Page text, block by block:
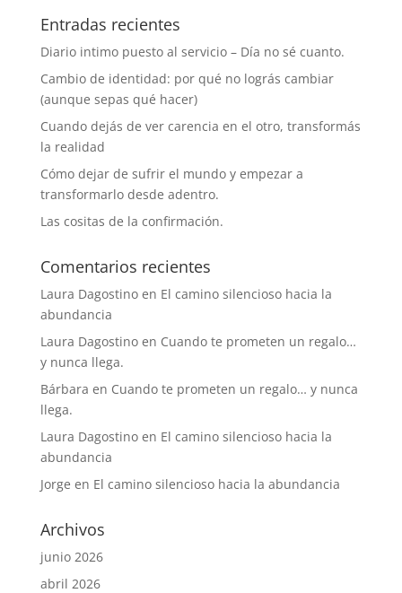
Entradas recientes
Diario intimo puesto al servicio – Día no sé cuanto.
Cambio de identidad: por qué no lográs cambiar
(aunque sepas qué hacer)
Cuando dejás de ver carencia en el otro, transformás
la realidad
Cómo dejar de sufrir el mundo y empezar a
transformarlo desde adentro.
Las cositas de la confirmación.
Comentarios recientes
Laura Dagostinoen El camino silencioso hacia la
abundancia
Laura Dagostinoen Cuando te prometen un regalo…
y nunca llega.
Bárbara en Cuando te prometen un regalo… y nunca
llega.
Laura Dagostinoen El camino silencioso hacia la
abundancia
Jorge en El camino silencioso hacia la abundancia
Archivos
junio 2026
abril 2026